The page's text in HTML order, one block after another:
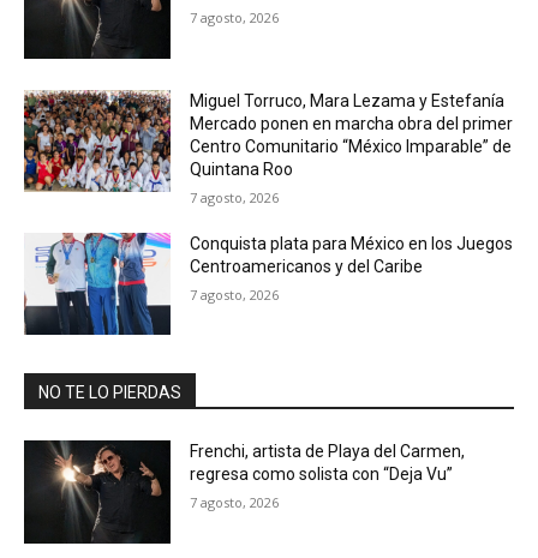
7 agosto, 2026
Miguel Torruco, Mara Lezama y Estefanía
Mercado ponen en marcha obra del primer
Centro Comunitario “México Imparable” de
Quintana Roo
7 agosto, 2026
Conquista plata para México en los Juegos
Centroamericanos y del Caribe
7 agosto, 2026
NO TE LO PIERDAS
Frenchi, artista de Playa del Carmen,
regresa como solista con “Deja Vu”
7 agosto, 2026